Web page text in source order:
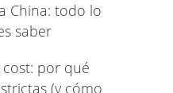
China: todo lo
saber
por qué
(y cómo